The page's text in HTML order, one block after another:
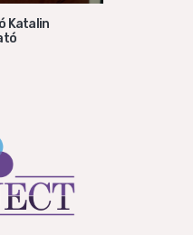
Katalin